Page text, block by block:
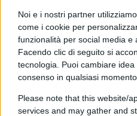
Noi e i nostri partner
come i cookie per
funzionalità per social media e
Facendo clic di seguito si
tecnologia. Puoi cambiare
consenso in qualsiasi
Please note that this website/
services and may gather and
sulla gestione della
improbabile, va detto,
danni deino-vaxpossano
sensibilmente le
stiamo assistendo in
Se i contagi, come